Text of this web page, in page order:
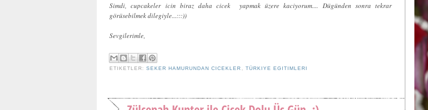
Simdi, cupcakeler icin biraz daha cicek yapmak üzere kaciyorum.... Dügünden sonra tekrar
görüsebilmek dilegiyle...:::))
Sevgilerimle,
ETIKETLER:SEKER HAMURUNDAN CICEKLER TÜRKIYE EGITIMLERI